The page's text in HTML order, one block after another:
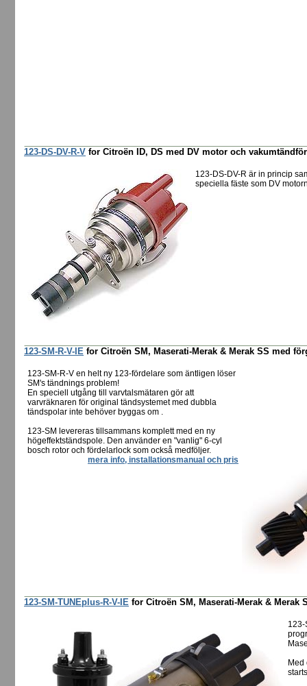
123-DS-DV-R-V for Citroën ID, DS med DV motor och
123-DS-DV-R är in princip
speciella fäste som DV
123-SM-R-V-IE for Citroën SM, Maserati-Merak & Merak SS med
123-SM-R-V en helt ny 123-fördelare som äntligen löser
SM's tändnings problem!
En speciell utgång till varvtalsmätaren gör att
varvräknaren för original tändsystemet med dubbla
tändspolar inte behöver byggas om .
123-SM levereras tillsammans komplett med en ny
högeffektständspole. Den använder en "vanlig" 6-cyl
bosch rotor och fördelarlock som också medföljer.
mera info, installationsmanual och pris
123-SM-TUNEplus-R-V-IE for Citroën SM, Maserati-Merak & Merak
123-
Med